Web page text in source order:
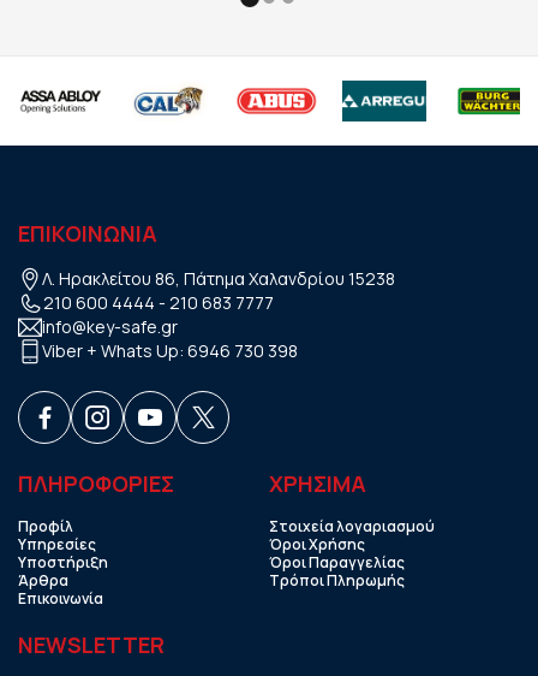
ΕΠΙΚΟΙΝΩΝΙΑ
Λ. Ηρακλείτου 86, Πάτημα Χαλανδρίου 15238
210 600 4444 - 210 683 7777
info@key-safe.gr
Viber + Whats Up: 6946 730 398
ΠΛΗΡΟΦΟΡΙΕΣ
Προφίλ
Υπηρεσίες
Υποστήριξη
Άρθρα
Επικοινωνία
ΧΡHΣΙΜΑ
Στοιχεία λογαριασμού
Όροι Χρήσης
Όροι Παραγγελίας
Τρόποι Πληρωμής
NEWSLETTER